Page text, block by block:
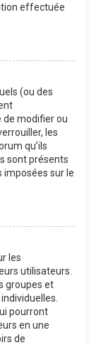
effectuée
(ou des
de modifier ou
les
qu’ils
sont présents
imposées sur le
les
utilisateurs.
groupes et
pourront
en une
de